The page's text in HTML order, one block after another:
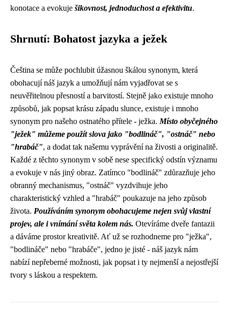
konotace a evokuje šikovnost, jednoduchost a efektivitu.
Shrnutí: Bohatost jazyka a ježek
Čeština se může pochlubit úžasnou škálou synonym, která
obohacují náš jazyk a umožňují nám vyjadřovat se s
neuvěřitelnou přesností a barvitostí. Stejně jako existuje mnoho
způsobů, jak popsat krásu západu slunce, existuje i mnoho
synonym pro našeho ostnatého přítele - ježka. Místo obyčejného
"ježek" můžeme použít slova jako "bodlináč", "ostnáč" nebo
"hrabáč", a dodat tak našemu vyprávění na živosti a originalitě.
Každé z těchto synonym v sobě nese specifický odstín významu
a evokuje v nás jiný obraz. Zatímco "bodlináč" zdůrazňuje jeho
obranný mechanismus, "ostnáč" vyzdvihuje jeho
charakteristický vzhled a "hrabáč" poukazuje na jeho způsob
života. Používáním synonym obohacujeme nejen svůj vlastní
projev, ale i vnímání světa kolem nás. Otevíráme dveře fantazii
a dáváme prostor kreativitě. Ať už se rozhodneme pro "ježka",
"bodlináče" nebo "hrabáče", jedno je jisté - náš jazyk nám
nabízí nepřeberné možnosti, jak popsat i ty nejmenší a nejostřejší
tvory s láskou a respektem.